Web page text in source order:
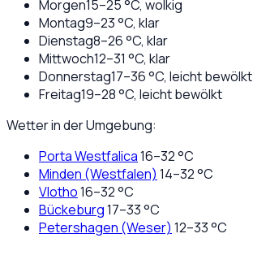
Morgen15–25°C, wolkig
Montag9–23°C, klar
Dienstag8–26°C, klar
Mittwoch12–31 °C, klar
Donnerstag17–36°C, leicht bewölkt
Freitag19–28°C, leicht bewölkt
Wetter in der Umgebung:
Porta Westfalica16–32°C
Minden (Westfalen) 14–32°C
Vlotho16–32°C
Bückeburg17–33°C
Petershagen (Weser) 12–33°C